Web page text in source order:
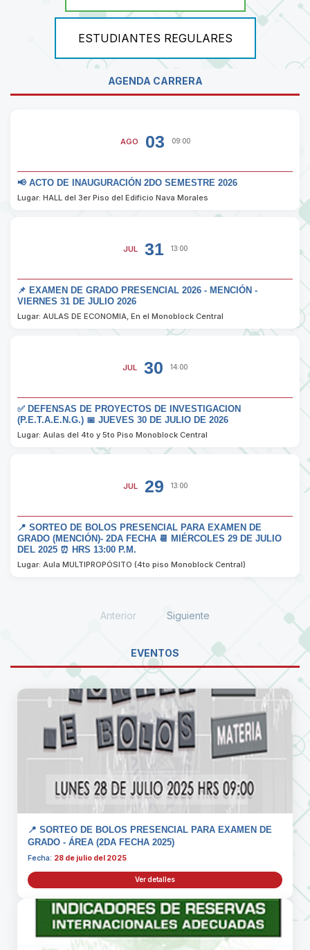
ESTUDIANTES REGULARES
AGENDA CARRERA
AGO 03 09:00
📢 ACTO DE INAUGURACIÓN 2DO SEMESTRE 2026
Lugar: HALL del 3er Piso del Edificio Nava Morales
JUL 31 13:00
📌 EXAMEN DE GRADO PRESENCIAL 2026 - MENCIÓN -
VIERNES 31 DE JULIO 2026
Lugar: AULAS DE ECONOMIA, En el Monoblock Central
JUL 30 14:00
✅ DEFENSAS DE PROYECTOS DE INVESTIGACION
(P.E.T.A.E.N.G.) 📅 JUEVES 30 DE JULIO DE 2026
Lugar: Aulas del 4to y 5to Piso Monoblock Central
JUL 29 13:00
📍 SORTEO DE BOLOS PRESENCIAL PARA EXAMEN DE
GRADO (MENCIÓN)- 2DA FECHA 📆 MIÉRCOLES 29 DE JULIO
DEL 2025 ⏰ HRS 13:00 P.M.
Lugar: Aula MULTIPROPÓSITO (4to piso Monoblock Central)
Anterior Siguiente
EVENTOS
📍 SORTEO DE BOLOS PRESENCIAL PARA EXAMEN DE
GRADO - ÁREA (2DA FECHA 2025)
Fecha: 28 de julio del 2025
Ver detalles